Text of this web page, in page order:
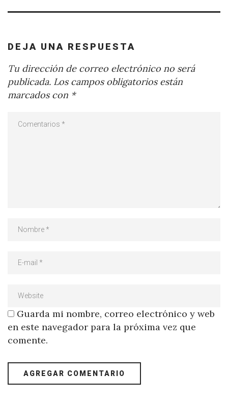
DEJA UNA RESPUESTA
Tu dirección de correo electrónico no será
publicada. Los campos obligatorios están
marcados con *
Guarda mi nombre, correo electrónico y web
en este navegador para la próxima vez que
comente.